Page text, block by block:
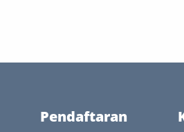
Pendaftaran